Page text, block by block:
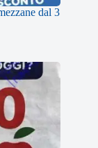
dal 3